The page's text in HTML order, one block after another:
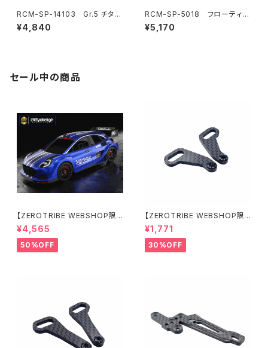
RCM-SP-14103 Gr.5 チタン
ターンバックルセット(オプショ
ン)
¥4,840
RCM-SP-5018 フローティン
グエレクトロニクスプレートバル
クヘッド(6.5g)(オプション)
¥5,170
セール中の商品
【ZEROTRIBE WEBSHOP限
定価格】BDRX-190P10R P1
0R クリアーボディ 1/10 ラリー
190mm ライトウェイト
¥4,565
50%OFF
【ZEROTRIBE WEBSHOP限
定価格】RCM-X4-CSAR カ
ーボンリアステアリングアームセ
ット XRAY X4用
¥1,771
30%OFF